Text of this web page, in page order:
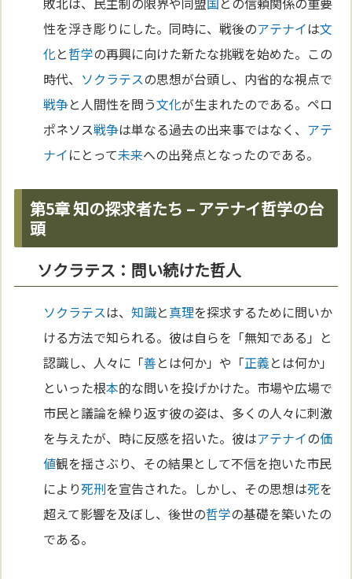
性を浮き彫りにした。同時に、戦後のアテナイは文
化と哲学の再興に向けた新たな挑戦を始めた。この
時代、 ソクラテスの思想が台頭し、内省的な視点で
戦争と人間性を問う文化が生まれたのである。ペロ
ポネソス戦争は単なる過去の出来事ではなく、 アテ
ナイにとって未来への出発点となったのである。
第5章 知の探求者たち – アテナイ哲学の台
頭
ソクラテス：問い続けた哲人
ソクラテスは、知識と真理を探求するために問いか
ける方法で知られる。彼は自らを「無知である」と
認識し、人々に「善とは何か」や「正義とは何か」
といった根本的な問いを投げかけた。市場や広場で
市民と議論を繰り返す彼の姿は、多くの人々に刺激
を与えたが、時に反感を招いた。彼はアテナイの価
値観を揺さぶり、その結果として不信を抱いた市民
により死刑を宣告された。しかし、その思想は死を
超えて影響を及ぼし、後世の哲学の基礎を築いたの
である。